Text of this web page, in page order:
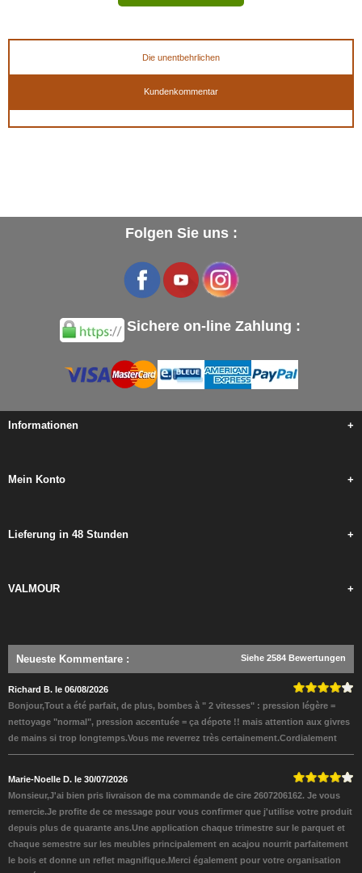
Die unentbehrlichen
Kundenkommentar
Folgen Sie uns :
Sichere on-line Zahlung :
Informationen +
Mein Konto +
Lieferung in 48 Stunden +
VALMOUR +
Neueste Kommentare : Siehe 2584 Bewertungen
Richard B. le 06/08/2026
Bonjour,Tout a été parfait, de plus, bombes à " 2 vitesses" : pression légère =
nettoyage "normal", pression accentuée = ça dépote !! mais attention aux givres
de mains si trop longtemps.Vous me reverrez très certainement.Cordialement
Marie-Noelle D. le 30/07/2026
Monsieur,J'ai bien pris livraison de ma commande de cire 2607206162. Je vous
remercie.Je profite de ce message pour vous confirmer que j'utilise votre produit
depuis plus de quarante ans.Une application chaque trimestre sur le parquet et
chaque semestre sur les meubles principalement en acajou nourrit parfaitement
le bois et donne un reflet magnifique.Merci également pour votre organisation